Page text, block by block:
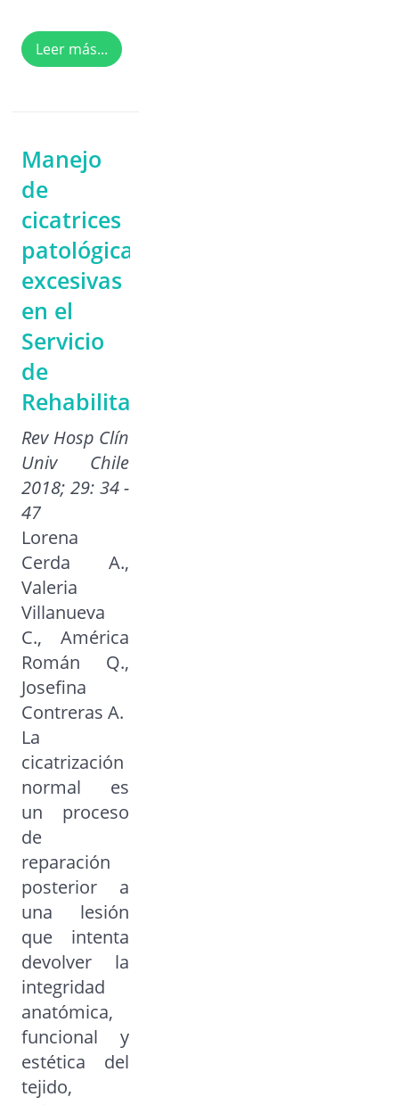
Leer más...
Manejo
de
cicatrices
patológicas
excesivas
en el
Servicio
de
Rehabilitación
Rev Hosp Clín
Univ Chile
2018; 29: 34 -
47
Lorena
Cerda A.,
Valeria
Villanueva
C., América
Román Q.,
Josefina
Contreras A.
La
cicatrización
normal es
un proceso
de
reparación
posterior a
una lesión
que intenta
devolver la
integridad
anatómica,
funcional y
estética del
tejido,